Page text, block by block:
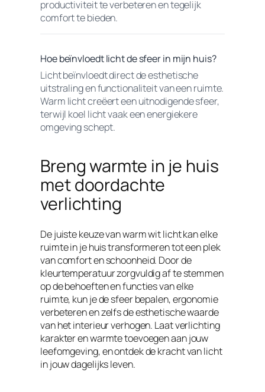
productiviteit te verbeteren en tegelijk
comfort te bieden.
Hoe beïnvloedt licht de sfeer in mijn huis?
Licht beïnvloedt direct de esthetische
uitstraling en functionaliteit van een ruimte.
Warm licht creëert een uitnodigende sfeer,
terwijl koel licht vaak een energiekere
omgeving schept.
Breng warmte in je huis
met doordachte
verlichting
De juiste keuze van warm wit licht kan elke
ruimte in je huis transformeren tot een plek
van comfort en schoonheid. Door de
kleurtemperatuur zorgvuldig af te stemmen
op de behoeften en functies van elke
ruimte, kun je de sfeer bepalen, ergonomie
verbeteren en zelfs de esthetische waarde
van het interieur verhogen. Laat verlichting
karakter en warmte toevoegen aan jouw
leefomgeving, en ontdek de kracht van licht
in jouw dagelijks leven.